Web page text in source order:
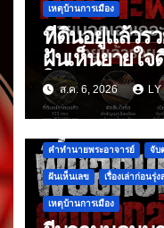
เหตุบ้านการเมือง
ที่ดินอยู่แล้วร
ฝันเห็นยายใ
ใหญ่
ส.ค. 6, 2026
คำทำนายพระอาจารย์ จับ
ฝันเห็นเลข เรื่องเล่าก่อนรุ่ง
เหตุบ้านการเมือง